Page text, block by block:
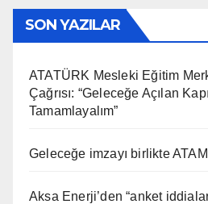
SON YAZILAR
ATATÜRK Mesleki Eğitim
Çağrısı: “Geleceğe Açılan
Tamamlayalım”
Geleceğe imzayı birlikte
Aksa Enerji’den “anket